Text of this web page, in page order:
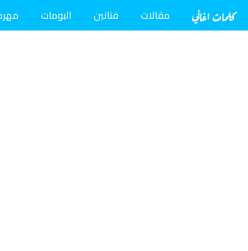
كلمات اغاني مقالات فنانين البومات